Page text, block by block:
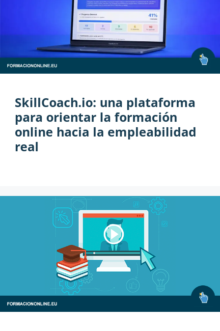
SkillCoach.io: una plataforma
para orientar la formación
online hacia la empleabilidad
real